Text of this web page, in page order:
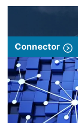
Connector